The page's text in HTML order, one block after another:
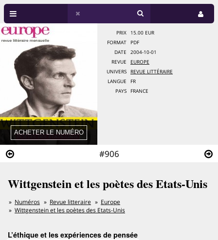
#906
PRIX
15.00 EUR
FORMAT
PDF
DATE
2004-10-01
REVUE
EUROPE
UNIVERS
REVUE LITTÉRAIRE
LANGUE
FR
PAYS
FRANCE
Wittgenstein et les poètes des Etats-Unis
Numéros Revue litteraire
Europe
Wittgenstein et les poètes des Etats-Unis
L’éthique et les expériences de pensée